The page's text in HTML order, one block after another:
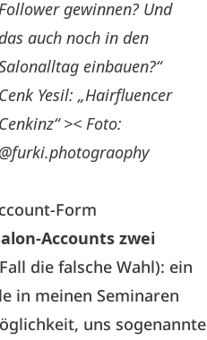
Follower gewinnen? Und
auch noch in den
einbauen?“
Cenk Yesil: „Hairfluencer
Cenkinz“ >< Foto:
@furki.photograophy
Form
Accounts zwei
die falsche Wahl): ein
in meinen Seminaren
uns sogenannte